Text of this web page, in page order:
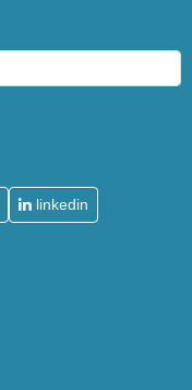
linkedin